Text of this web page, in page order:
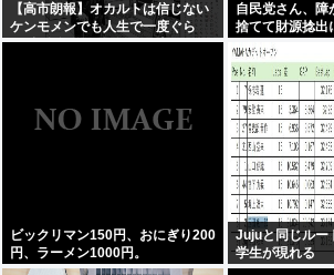
【高市朗報】オカルトは信じない
ケンモメンでも人生で一度ぐら
い"超自然的な体験"した事あるん
自民党さん、障
捨てて財源捻出
ビックリマン150円、おにぎり200
円、ラーメン1000円。
Jujuと同じルー
学生が現れる